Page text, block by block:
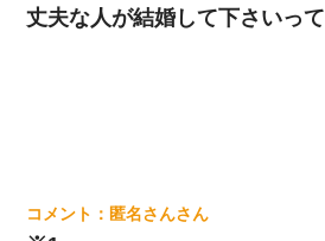
丈夫な人が結婚して下さいって
匿名さん